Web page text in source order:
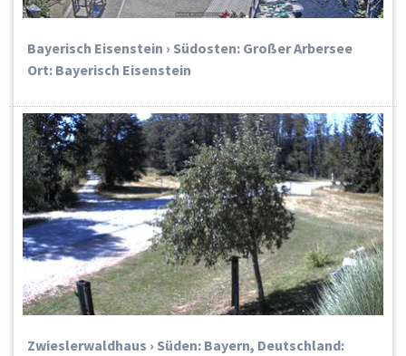
Bayerisch Eisenstein › Südosten: Großer Arbersee
Ort: Bayerisch Eisenstein
Zwieslerwaldhaus › Süden: Bayern, Deutschland: